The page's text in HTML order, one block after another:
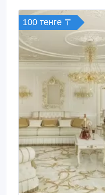
1587; Гайка Мебельная DIN 1624; Гайка корончатая
DIN 935).
100 тенге 〒